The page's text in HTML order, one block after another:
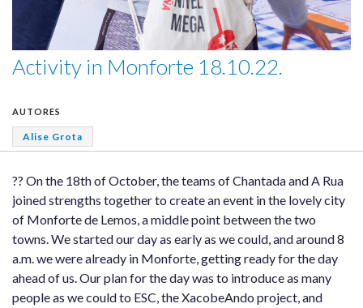
Activity in Monforte 18.10.22.
AUTORES
Alise Grota
?? On the 18th of October, the teams of Chantada and A Rua
joined strengths together to create an event in the lovely city
of Monforte de Lemos, a middle point between the two
towns. We started our day as early as we could, and around 8
a.m. we were already in Monforte, getting ready for the day
ahead of us. Our plan for the day was to introduce as many
people as we could to ESC, the XacobeAndo project, and